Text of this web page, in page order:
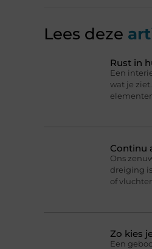
Lees deze
Rust in
Een
wat je
Continu
Ons
dreiging
of
Zo kies
Een